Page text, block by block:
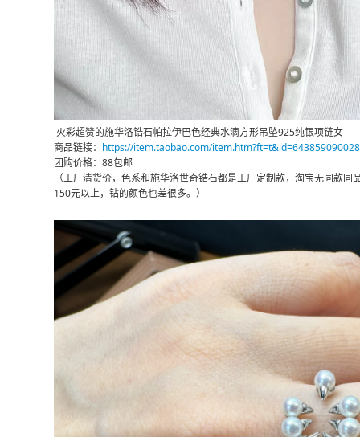
火彩超赞的施华洛锆石帕拉伊巴色经典水滴方形吊坠925纯银项链女
商品链接： https://item.taobao.com/item.htm?ft=t&id=643859090028
团购价格：88包邮
（工厂清货价，色系和施华洛世奇锆石都是工厂定制款，淘宝无同款
150元以上，钻的颜色也差很多。）